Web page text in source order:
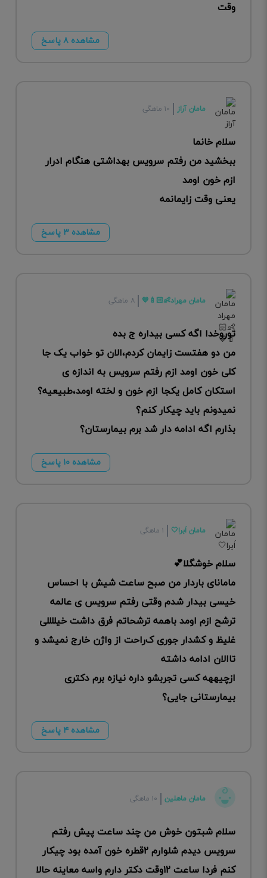
وقت
مشاهده ۸ پاسخ
مامان آراز ۱۰ ماهگی
سلام خانما
ببخشید من رفتم سرویس بهداشتی هنگام ادرار
ازم خون اومد
یعنی وقت زایمانمه
مشاهده ۳ پاسخ
مامان مهراد👶🏻🍼💙 ۸ ماهگی
توروخدا اگه کسی بیداره ج بده
من دو هفتست زایمان کردم،الان تو خواب یک جا
کلی خون اومد ازم رفتم سرویس به اندازه ی
استکان کامل یکجا ازم خون و لخته اومد،طبیعیه؟
نمیدونم باید چیکار کنم؟
بذارم اگه ادامه دار شد برم بیمارستان؟
مشاهده ۱۰ پاسخ
مامان اَبرا🤍 ۱ ماهگی
سلام خوشگلا💕
مامانای باردار من صبح ساعت شیش با احساس
خیسی بیدار شدم وقتی رفتم سرویس ی عالمه
ترشح ازم اومد باهمه ترشحاتم فرق داشت خیللللی
غلیظ و کشدار جوری ک‌راحت از واژن خارج نمیشد و
تاالان ادامه داشته
ازچیههه کسی تجربشو داره نیازه برم دکتری
بیمارستانی جایی؟
مشاهده ۴ پاسخ
مامان ماهلین ۱۰ ماهگی
سلام شبتون خوش من چند ساعت پیش رفتم
سرویس دیدم شلوارم ۲قطره خون آمده بود چیکار
کنم فردا ساعت ۱۲وقت دکتر دارم واسه معاینه حالا